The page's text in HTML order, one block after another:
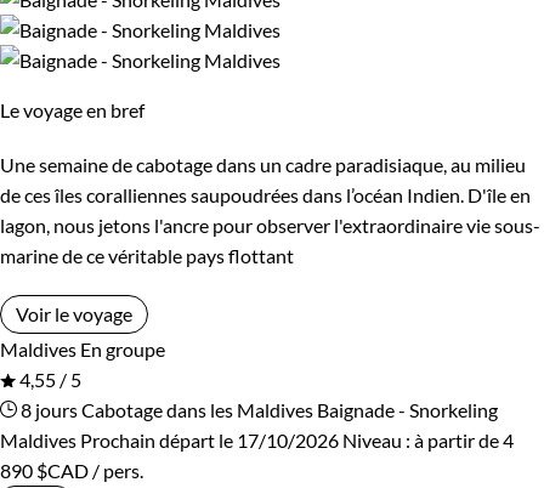
Guide de voyage Maldives
Le voyage en bref
Une semaine de cabotage dans un cadre paradisiaque, au milieu
de ces îles coralliennes saupoudrées dans l’océan Indien. D'île en
lagon, nous jetons l'ancre pour observer l'extraordinaire vie sous-
marine de ce véritable pays flottant
Voir le voyage
Maldives En groupe
4,55 / 5
8 joursCabotage dans les Maldives Baignade - Snorkeling
Maldives Prochain départ le 17/10/2026 Niveau : à partir de4
890 $CAD / pers.